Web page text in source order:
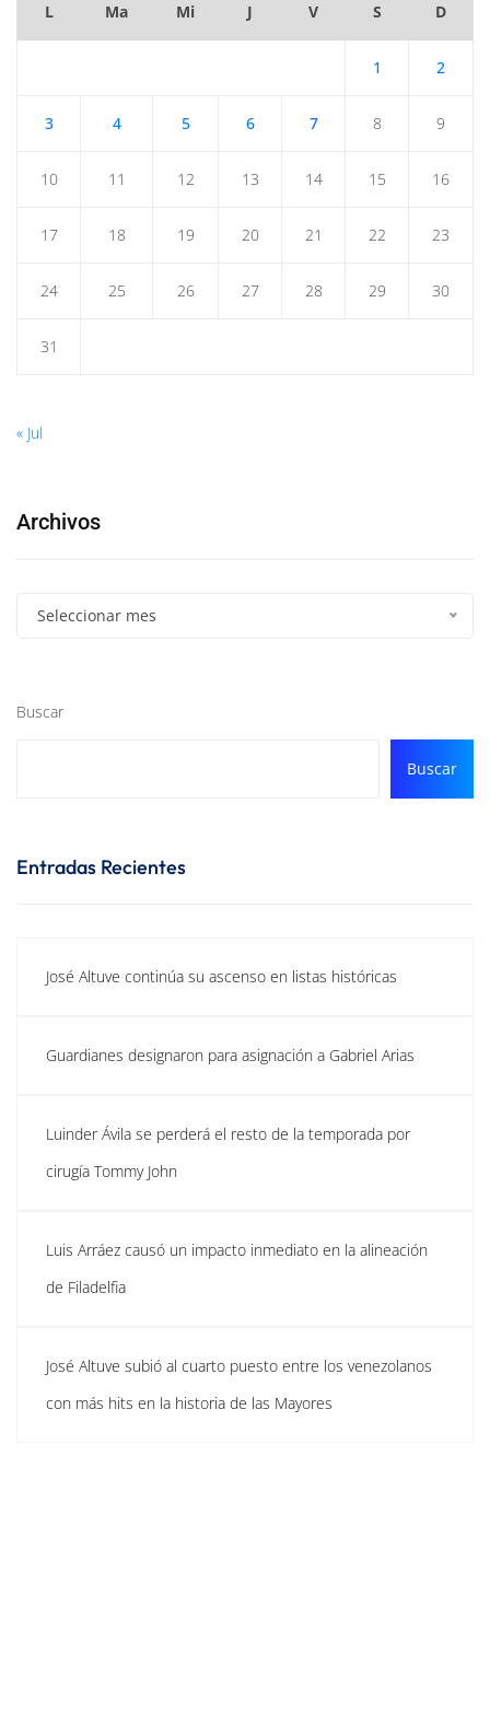
L Ma Mi J V S D
1 2
3 4 5 6 7 8 9
10 11 12 13 14 15 16
17 18 19 20 21 22 23
24 25 26 27 28 29 30
31
« Jul
Archivos
Seleccionar mes
Buscar
Buscar
Entradas Recientes
José Altuve continúa su ascenso en listas históricas
Guardianes designaron para asignación a Gabriel Arias
Luinder Ávila se perderá el resto de la temporada por
cirugía Tommy John
Luis Arráez causó un impacto inmediato en la alineación
de Filadelfia
José Altuve subió al cuarto puesto entre los venezolanos
con más hits en la historia de las Mayores